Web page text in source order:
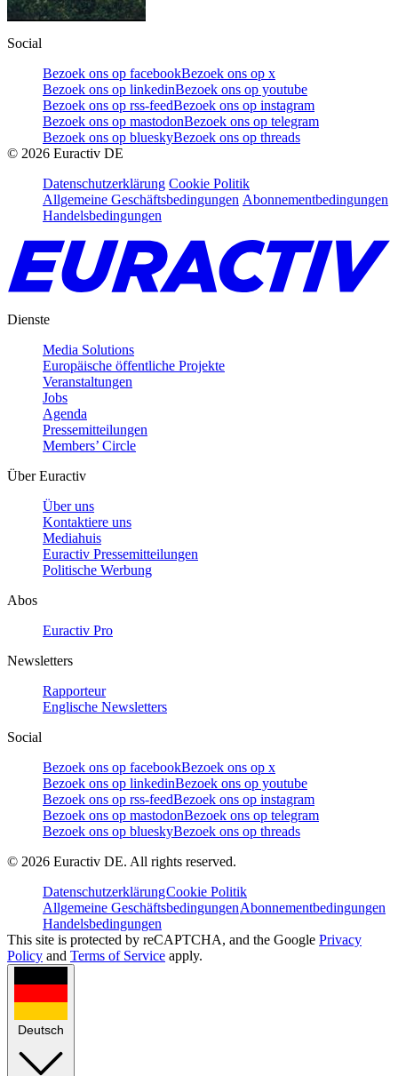
Social
Bezoek ons op facebookBezoek ons op x
Bezoek ons op linkedinBezoek ons op youtube
Bezoek ons op rss-feedBezoek ons op instagram
Bezoek ons op mastodonBezoek ons op telegram
Bezoek ons op blueskyBezoek ons op threads
© 2026 Euractiv DE
Datenschutzerklärung Cookie Politik
Allgemeine Geschäftsbedingungen Abonnementbedingungen
Handelsbedingungen
Dienste
Media Solutions
Europäische öffentliche Projekte
Veranstaltungen
Jobs
Agenda
Pressemitteilungen
Members’ Circle
Über Euractiv
Über uns
Kontaktiere uns
Mediahuis
Euractiv Pressemitteilungen
Politische Werbung
Abos
Euractiv Pro
Newsletters
Rapporteur
Englische Newsletters
Social
Bezoek ons op facebookBezoek ons op x
Bezoek ons op linkedinBezoek ons op youtube
Bezoek ons op rss-feedBezoek ons op instagram
Bezoek ons op mastodonBezoek ons op telegram
Bezoek ons op blueskyBezoek ons op threads
© 2026 Euractiv DE. All rights reserved.
DatenschutzerklärungCookie Politik
Allgemeine GeschäftsbedingungenAbonnementbedingungen
Handelsbedingungen
This site is protected by reCAPTCHA, and the Google Privacy
Policy and Terms of Service apply.
Deutsch